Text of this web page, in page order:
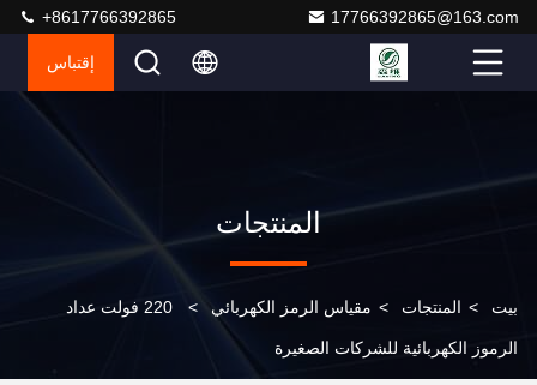
17766392865@163.com
+8617766392865
إقتباس
المنتجات
بيت > المنتجات > مقياس الرمز الكهربائي > 220 فولت عداد
الرموز الكهربائية للشركات الصغيرة